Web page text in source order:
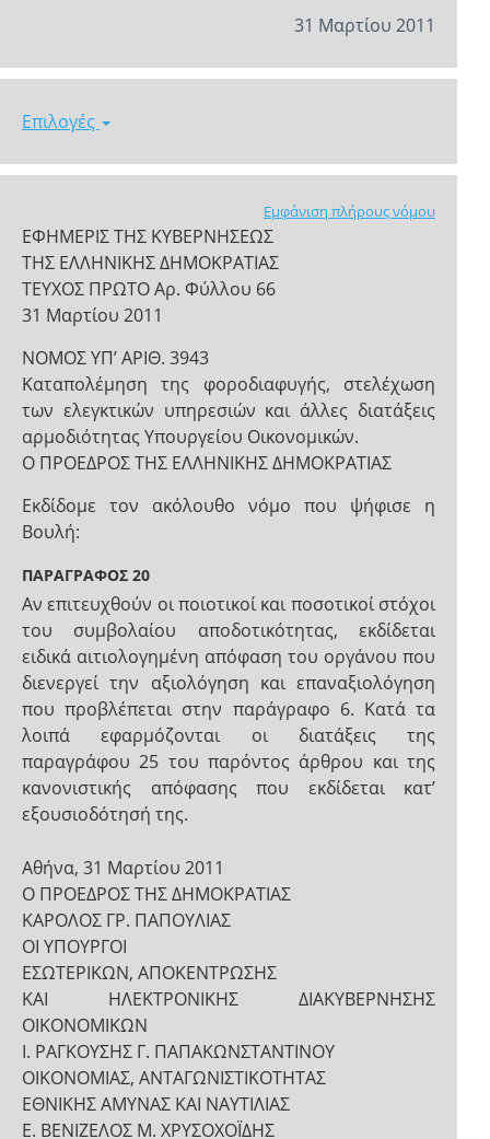
31 Μαρτίου 2011
Επιλογές
Εμφάνιση πλήρους νόμου
ΕΦΗΜΕΡΙΣ ΤΗΣ ΚΥΒΕΡΝΗΣΕΩΣ
ΤΗΣ ΕΛΛΗΝΙΚΗΣ ΔΗΜΟΚΡΑΤΙΑΣ
ΤΕΥΧΟΣ ΠΡΩΤΟ Αρ. Φύλλου 66
31 Μαρτίου 2011
ΝΟΜΟΣ ΥΠ’ ΑΡΙΘ. 3943
Καταπολέμηση της φοροδιαφυγής, στελέχωση
των ελεγκτικών υπηρεσιών και άλλες διατάξεις
αρμοδιότητας Υπουργείου Οικονομικών.
Ο ΠΡΟΕΔΡΟΣ ΤΗΣ ΕΛΛΗΝΙΚΗΣ ΔΗΜΟΚΡΑΤΙΑΣ
Εκδίδομε τον ακόλουθο νόμο που ψήφισε η
Βουλή:
ΠΑΡΑΓΡΑΦΟΣ 20
Αν επιτευχθούν οι ποιοτικοί και ποσοτικοί στόχοι
του συμβολαίου αποδοτικότητας, εκδίδεται
ειδικά αιτιολογημένη απόφαση του οργάνου που
διενεργεί την αξιολόγηση και επαναξιολόγηση
που προβλέπεται στην παράγραφο 6. Κατά τα
λοιπά εφαρμόζονται οι διατάξεις της
παραγράφου 25 του παρόντος άρθρου και της
κανονιστικής απόφασης που εκδίδεται κατ’
εξουσιοδότησή της.
Αθήνα, 31 Μαρτίου 2011
Ο ΠΡΟΕΔΡΟΣ ΤΗΣ ΔΗΜΟΚΡΑΤΙΑΣ
ΚΑΡΟΛΟΣ ΓΡ. ΠΑΠΟΥΛΙΑΣ
ΟΙ ΥΠΟΥΡΓΟΙ
ΕΣΩΤΕΡΙΚΩΝ, ΑΠΟΚΕΝΤΡΩΣΗΣ
ΚΑΙ ΗΛΕΚΤΡΟΝΙΚΗΣ ΔΙΑΚΥΒΕΡΝΗΣΗΣ
ΟΙΚΟΝΟΜΙΚΩΝ
Ι. ΡΑΓΚΟΥΣΗΣ Γ. ΠΑΠΑΚΩΝΣΤΑΝΤΙΝΟΥ
ΟΙΚΟΝΟΜΙΑΣ, ΑΝΤΑΓΩΝΙΣΤΙΚΟΤΗΤΑΣ
ΕΘΝΙΚΗΣ ΑΜΥΝΑΣ ΚΑΙ ΝΑΥΤΙΛΙΑΣ
Ε. ΒΕΝΙΖΕΛΟΣ Μ. ΧΡΥΣΟΧΟΪΔΗΣ